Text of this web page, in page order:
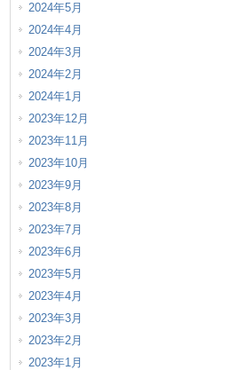
2024年5月
2024年4月
2024年3月
2024年2月
2024年1月
2023年12月
2023年11月
2023年10月
2023年9月
2023年8月
2023年7月
2023年6月
2023年5月
2023年4月
2023年3月
2023年2月
2023年1月